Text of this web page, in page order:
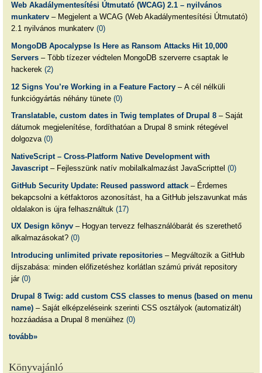
Web Akadálymentesítési Útmutató (WCAG) 2.1 – nyilvános
munkaterv– Megjelent a WCAG (Web Akadálymentesítési Útmutató)
2.1 nyilvános munkaterv (0)
MongoDB Apocalypse Is Here as Ransom Attacks Hit 10,000
Servers– Több tízezer védtelen MongoDB szerverre csaptak le
hackerek (2)
12 Signs You’re Working in a Feature Factory– A cél nélküli
funkciógyártás néhány tünete (0)
Translatable, custom dates in Twig templates of Drupal 8– Saját
dátumok megjelenítése, fordíthatóan a Drupal 8 smink rétegével
dolgozva (0)
NativeScript – Cross-Platform Native Development with
Javascript– Fejlesszünk natív mobilalkalmazást JavaScripttel (0)
GitHub Security Update: Reused password attack– Érdemes
bekapcsolni a kétfaktoros azonosítást, ha a GitHub jelszavunkat más
oldalakon is újra felhasználtuk (17)
UX Design könyv– Hogyan tervezz felhasználóbarát és szerethető
alkalmazásokat? (0)
Introducing unlimited private repositories– Megváltozik a GitHub
díjszabása: minden előfizetéshez korlátlan számú privát repository
jár (0)
Drupal 8 Twig: add custom CSS classes to menus (based on menu
name)– Saját elképzeléseink szerinti CSS osztályok (automatizált)
hozzáadása a Drupal 8 menüihez (0)
tovább»
Könyvajánló